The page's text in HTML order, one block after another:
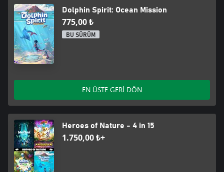
Dolphin Spirit: Ocean Mission
775,00 ₺
BU SÜRÜM
EN ÜSTE GERİ DÖN
Heroes of Nature - 4 in 15
1.750,00 ₺+